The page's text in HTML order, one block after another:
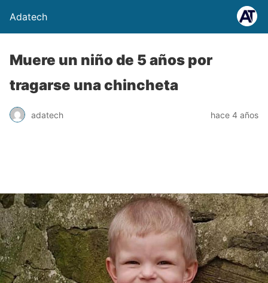
Adatech
Muere un niño de 5 años por
tragarse una chincheta
adatech hace 4 años